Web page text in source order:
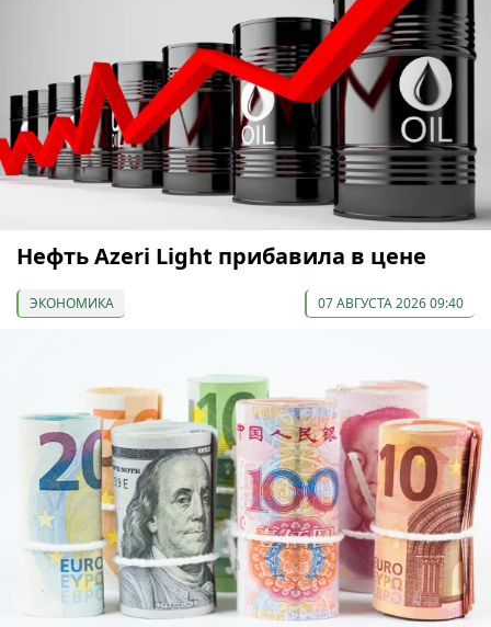
Нефть Azeri Light прибавила в цене
ЭКОНОМИКА 07 АВГУСТА 2026 09:40